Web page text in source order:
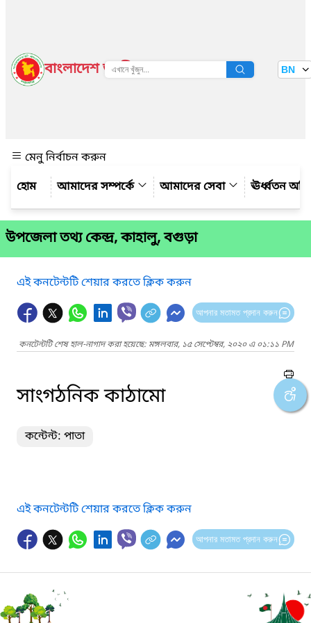
বাংলাদেশ জাতীয় তথ্য বাতায়ন BN
মেনু নির্বাচন করুন
আমাদের সম্পর্কে
আমাদের সেবা ঊর্ধ্বতন
উপজেলা তথ্য কেন্দ্র, কাহালু, বগুড়া
এই কনটেন্টটি শেয়ার করতে ক্লিক করুন
আপনার মতামত প্রদান করুন
কনটেন্টটি শেষ হাল-নাগাদ করা হয়েছে: মঙ্গলবার, ১৫ সেপ্টেম্বর, ২০২০ এ ০১:১১ PM
সাংগঠনিক কাঠামো
কন্টেন্ট: পাতা
এই কনটেন্টটি শেয়ার করতে ক্লিক করুন
আপনার মতামত প্রদান করুন